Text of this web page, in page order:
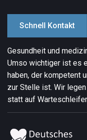
Schnell Kontakt
Gesundheit und
Umso wichtiger ist es
haben, der kompetent
zur Stelle ist. Wir
statt auf